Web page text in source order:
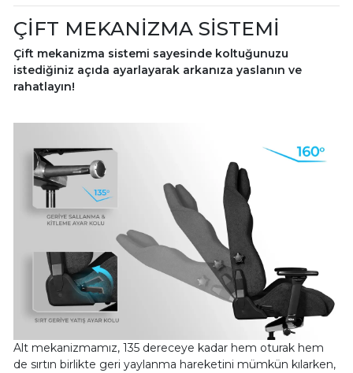
ÇİFT MEKANİZMA SİSTEMİ
Çift mekanizma sistemi sayesinde koltuğunuzu
istediğiniz açıda ayarlayarak arkanıza yaslanın ve
rahatlayın!
Alt mekanizmamız, 135 dereceye kadar hem oturak hem
de sırtın birlikte geri yaylanma hareketini mümkün kılarken,